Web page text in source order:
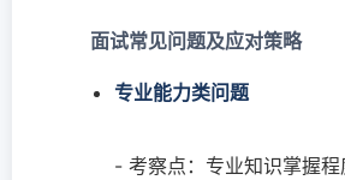
面试常见问题及应对策略
专业能力类问题
- 考察点：专业知识掌握程